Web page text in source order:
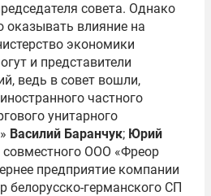
совета. Однако
оказывать влияние на
экономики
и представители
ведь в совет вошли,
частного
унитарного
Василий Баранчук; Юрий
совместного ООО «Фреор
предприятие компании
белорусско-германского СП